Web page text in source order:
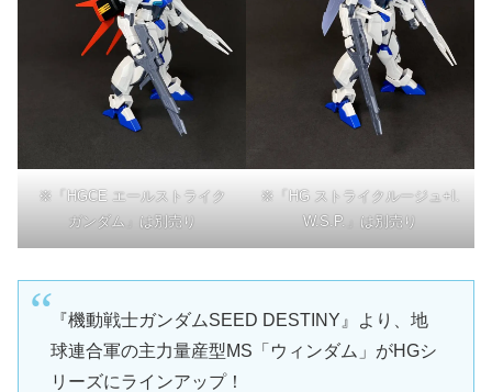
※「HGCE エールストライク
ガンダム」は別売り
※「HG ストライクルージュ+I.
W.S.P.」は別売り
『機動戦士ガンダムSEED DESTINY』より、地
球連合軍の主力量産型MS「ウィンダム」がHGシ
リーズにラインアップ！